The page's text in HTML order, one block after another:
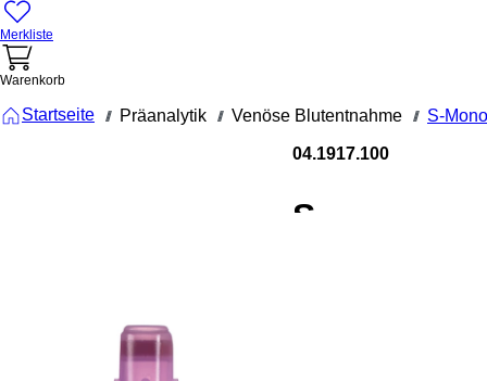
Merkliste
Warenkorb
Startseite /// Präanalytik /// Venöse Blutentnahme /// S-
04.1917.100
S-